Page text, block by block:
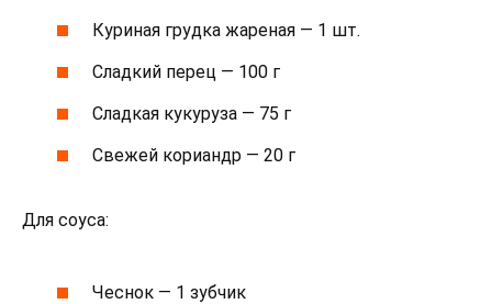
Куриная грудка жареная — 1 шт.
Сладкий перец — 100 г
Сладкая кукуруза — 75 г
Свежей кориандр — 20 г
Для соуса:
Чеснок — 1 зубчик